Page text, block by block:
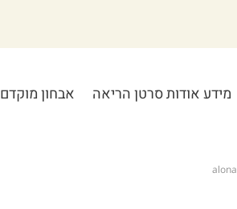
מידע אודות סרטן הריאה אבחון מוקדם
alona